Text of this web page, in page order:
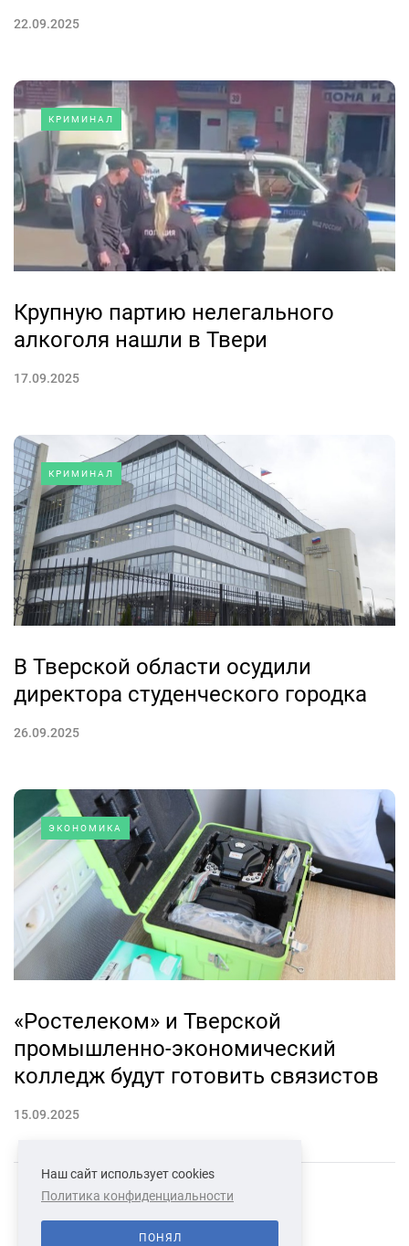
22.09.2025
КРИМИНАЛ
Крупную партию нелегального
алкоголя нашли в Твери
17.09.2025
КРИМИНАЛ
В Тверской области осудили
директора студенческого городка
26.09.2025
ЭКОНОМИКА
«Ростелеком» и Тверской
промышленно-экономический
колледж будут готовить связистов
15.09.2025
СВЯЗАТЬСЯ С НАМИ О НАС
Наш сайт использует cookies
Политика конфиденциальности
ПОНЯЛ